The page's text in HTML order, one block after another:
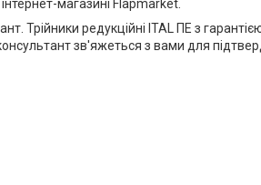
магазині Flapmarket.
Трійники редукційні ITAL ПЕ з
зв'яжеться з вами для